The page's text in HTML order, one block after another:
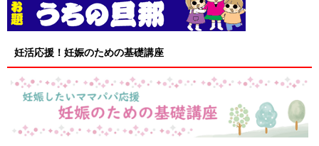
妊活応援！妊娠のための基礎講座